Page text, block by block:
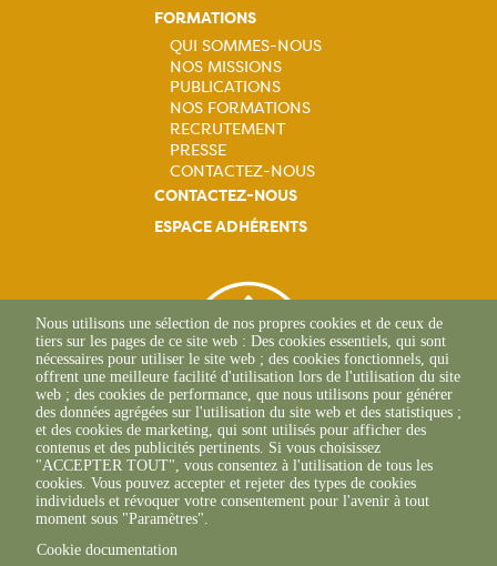
FORMATIONS
Navigation
principale
QUI SOMMES-NOUS
NOS MISSIONS
PUBLICATIONS
NOS FORMATIONS
RECRUTEMENT
PRESSE
CONTACTEZ-NOUS
CONTACTEZ-NOUS
ESPACE ADHÉRENTS
265 Rue Becquerel
62750 Loos-En-Gohelle
+33(0)3 21 08 62 90
Nous utilisons une sélection de nos propres cookies et de ceux de
tiers sur les pages de ce site web : Des cookies essentiels, qui sont
nécessaires pour utiliser le site web ; des cookies fonctionnels, qui
offrent une meilleure facilité d'utilisation lors de l'utilisation du site
web ; des cookies de performance, que nous utilisons pour générer
des données agrégées sur l'utilisation du site web et des statistiques ;
et des cookies de marketing, qui sont utilisés pour afficher des
contenus et des publicités pertinents. Si vous choisissez
"ACCEPTER TOUT", vous consentez à l'utilisation de tous les
cookies. Vous pouvez accepter et rejeter des types de cookies
individuels et révoquer votre consentement pour l'avenir à tout
moment sous "Paramètres".
Cookie documentation